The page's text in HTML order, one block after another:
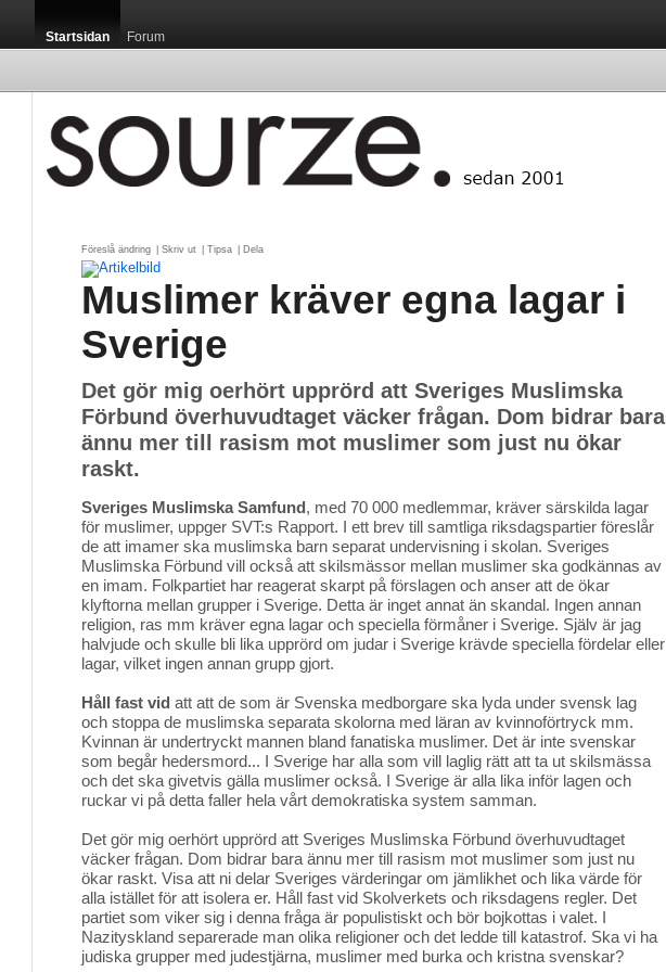
Startsidan Forum
Föreslå ändring Skriv ut Tipsa Dela
Muslimer kräver egna lagar i
Sverige
Det gör mig oerhört upprörd att Sveriges Muslimska
Förbund överhuvudtaget väcker frågan. Dom bidrar bara
ännu mer till rasism mot muslimer som just nu ökar
raskt.
Sveriges Muslimska Samfund, med 70 000 medlemmar, kräver särskilda lagar
för muslimer, uppger SVT:s Rapport. I ett brev till samtliga riksdagspartier föreslår
de att imamer ska muslimska barn separat undervisning i skolan. Sveriges
Muslimska Förbund vill också att skilsmässor mellan muslimer ska godkännas av
en imam. Folkpartiet har reagerat skarpt på förslagen och anser att de ökar
klyftorna mellan grupper i Sverige. Detta är inget annat än skandal. Ingen annan
religion, ras mm kräver egna lagar och speciella förmåner i Sverige. Själv är jag
halvjude och skulle bli lika upprörd om judar i Sverige krävde speciella fördelar eller
lagar, vilket ingen annan grupp gjort.
Håll fast vid att att de som är Svenska medborgare ska lyda under svensk lag
och stoppa de muslimska separata skolorna med läran av kvinnoförtryck mm.
Kvinnan är undertryckt mannen bland fanatiska muslimer. Det är inte svenskar
som begår hedersmord... I Sverige har alla som vill laglig rätt att ta ut skilsmässa
och det ska givetvis gälla muslimer också. I Sverige är alla lika inför lagen och
ruckar vi på detta faller hela vårt demokratiska system samman.
Det gör mig oerhört upprörd att Sveriges Muslimska Förbund överhuvudtaget
väcker frågan. Dom bidrar bara ännu mer till rasism mot muslimer som just nu
ökar raskt. Visa att ni delar Sveriges värderingar om jämlikhet och lika värde för
alla istället för att isolera er. Håll fast vid Skolverkets och riksdagens regler. Det
partiet som viker sig i denna fråga är populistiskt och bör bojkottas i valet. I
Nazityskland separerade man olika religioner och det ledde till katastrof. Ska vi ha
judiska grupper med judestjärna, muslimer med burka och kristna svenskar?